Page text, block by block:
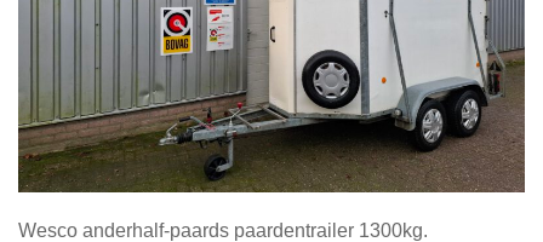
Wesco anderhalf-paards paardentrailer 1300kg.